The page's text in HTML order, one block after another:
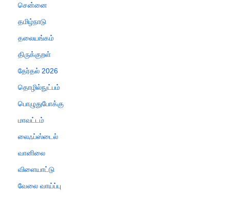
சென்னை
தமிழ்நாடு
தலையங்கம்
திருக்குறள்
தேர்தல் 2026
தொழில்நுட்பம்
பொழுதுபோக்கு
மாவட்டம்
லைஃப்ஸ்டைல்
வானிலை
விளையாட்டு
வேலை வாய்ப்பு